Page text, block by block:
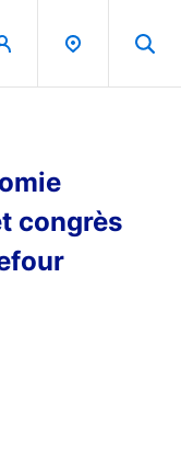
congrès